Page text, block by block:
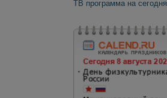
ТВ программа на сегодня